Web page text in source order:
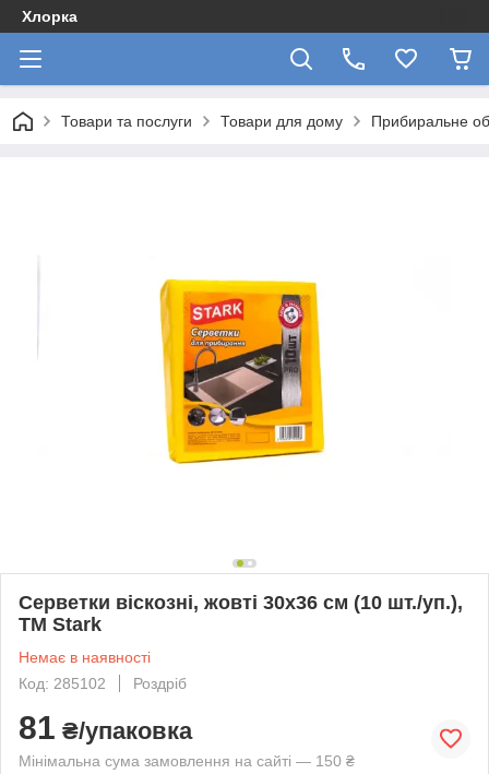
Хлорка
Товари та послуги Товари для дому Прибиральне
Серветки віскозні, жовті 30х36 см (10 шт./уп.),
ТМ Stark
Немає в наявності
Код: 285102
Роздріб
81 ₴/упаковка
Мінімальна сума замовлення на сайті — 150 ₴